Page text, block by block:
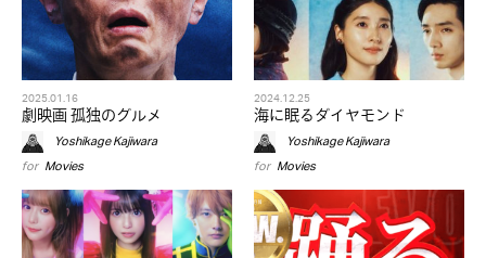
2025.01.16
劇映画 孤独のグルメ
Yoshikage Kajiwara
for Movies
2024.12.25
海に眠るダイヤモンド
Yoshikage Kajiwara
for Movies